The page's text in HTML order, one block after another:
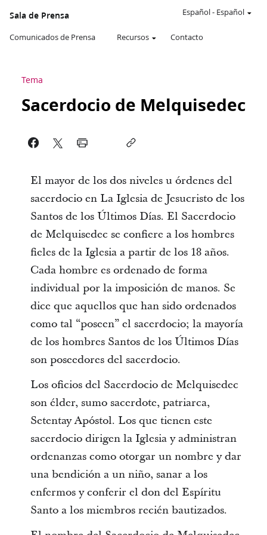
Sala de Prensa
Comunicados de Prensa Recursos Contacto
Español- Español
Tema
Sacerdocio de Melquisedec
El mayor de los dos niveles u órdenes del
sacerdocio en La Iglesia de Jesucristo de los
Santos de los Últimos Días. El Sacerdocio
de Melquisedec se confiere a los hombres
fieles de la Iglesia a partir de los 18 años.
Cada hombre es ordenado de forma
individual por la imposición de manos. Se
dice que aquellos que han sido ordenados
como tal “poseen” el sacerdocio; la mayoría
de los hombres Santos de los Últimos Días
son poseedores del sacerdocio.
Los oficios del Sacerdocio de Melquisedec
son élder, sumo sacerdote, patriarca,
Setentay Apóstol. Los que tienen este
sacerdocio dirigen la Iglesia y administran
ordenanzas como otorgar un nombre y dar
una bendición a un niño, sanar a los
enfermos y conferir el don del Espíritu
Santo a los miembros recién bautizados.